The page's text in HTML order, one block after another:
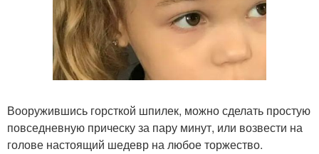
Вооружившись горсткой шпилек, можно сделать простую
повседневную прическу за пару минут, или возвести на
голове настоящий шедевр на любое торжество.